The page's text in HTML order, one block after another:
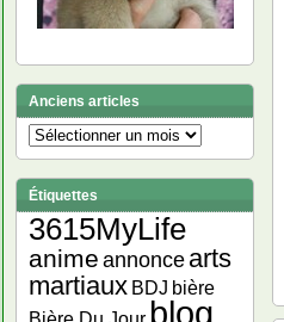
Anciens articles
Anciens
articles
Étiquettes
3615MyLife
anime annonce arts
martiaux BDJ bière
blog